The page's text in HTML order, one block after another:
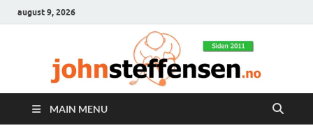
august 9, 2026
MAIN MENU